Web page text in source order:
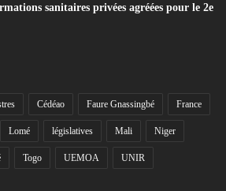
sanitaires privées agréées pour le 2e
Cédéao Faure Gnassingbé France
Lomé législatives Mali Niger
Togo UEMOA UNIR